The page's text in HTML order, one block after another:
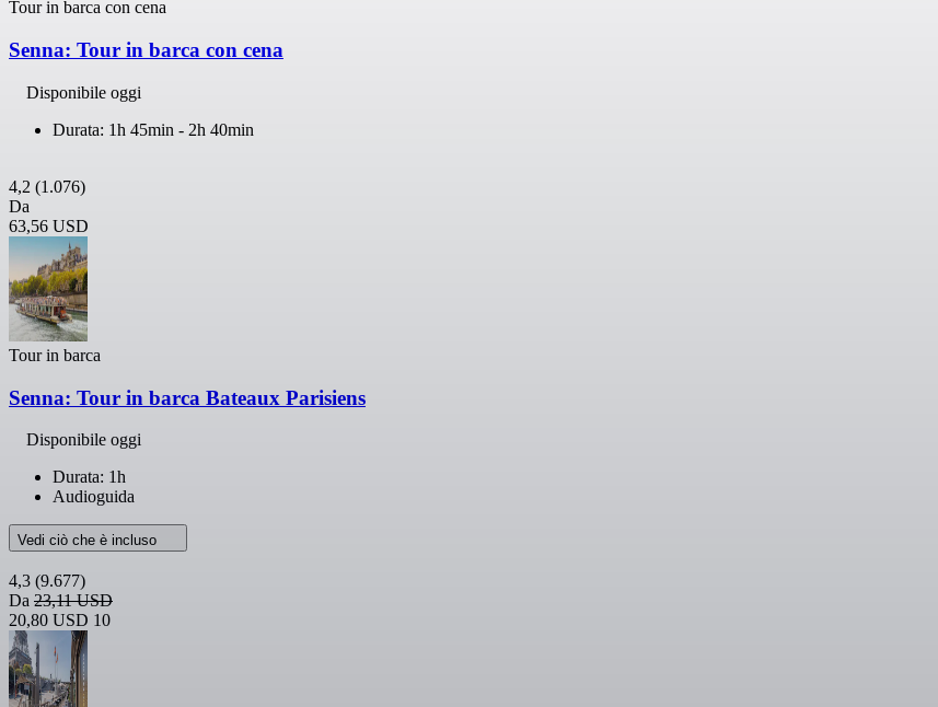
Tour in barca con cena
Senna: Tour in barca con cena
Disponibile oggi
Durata: 1h 45min - 2h 40min
4,2 (1.076)
Da
63,56 USD
Tour in barca
Senna: Tour in barca Bateaux Parisiens
Disponibile oggi
Durata: 1h
Audioguida
Vedi ciò che è incluso
4,3 (9.677)
Da 23,11 USD
20,80 USD 10